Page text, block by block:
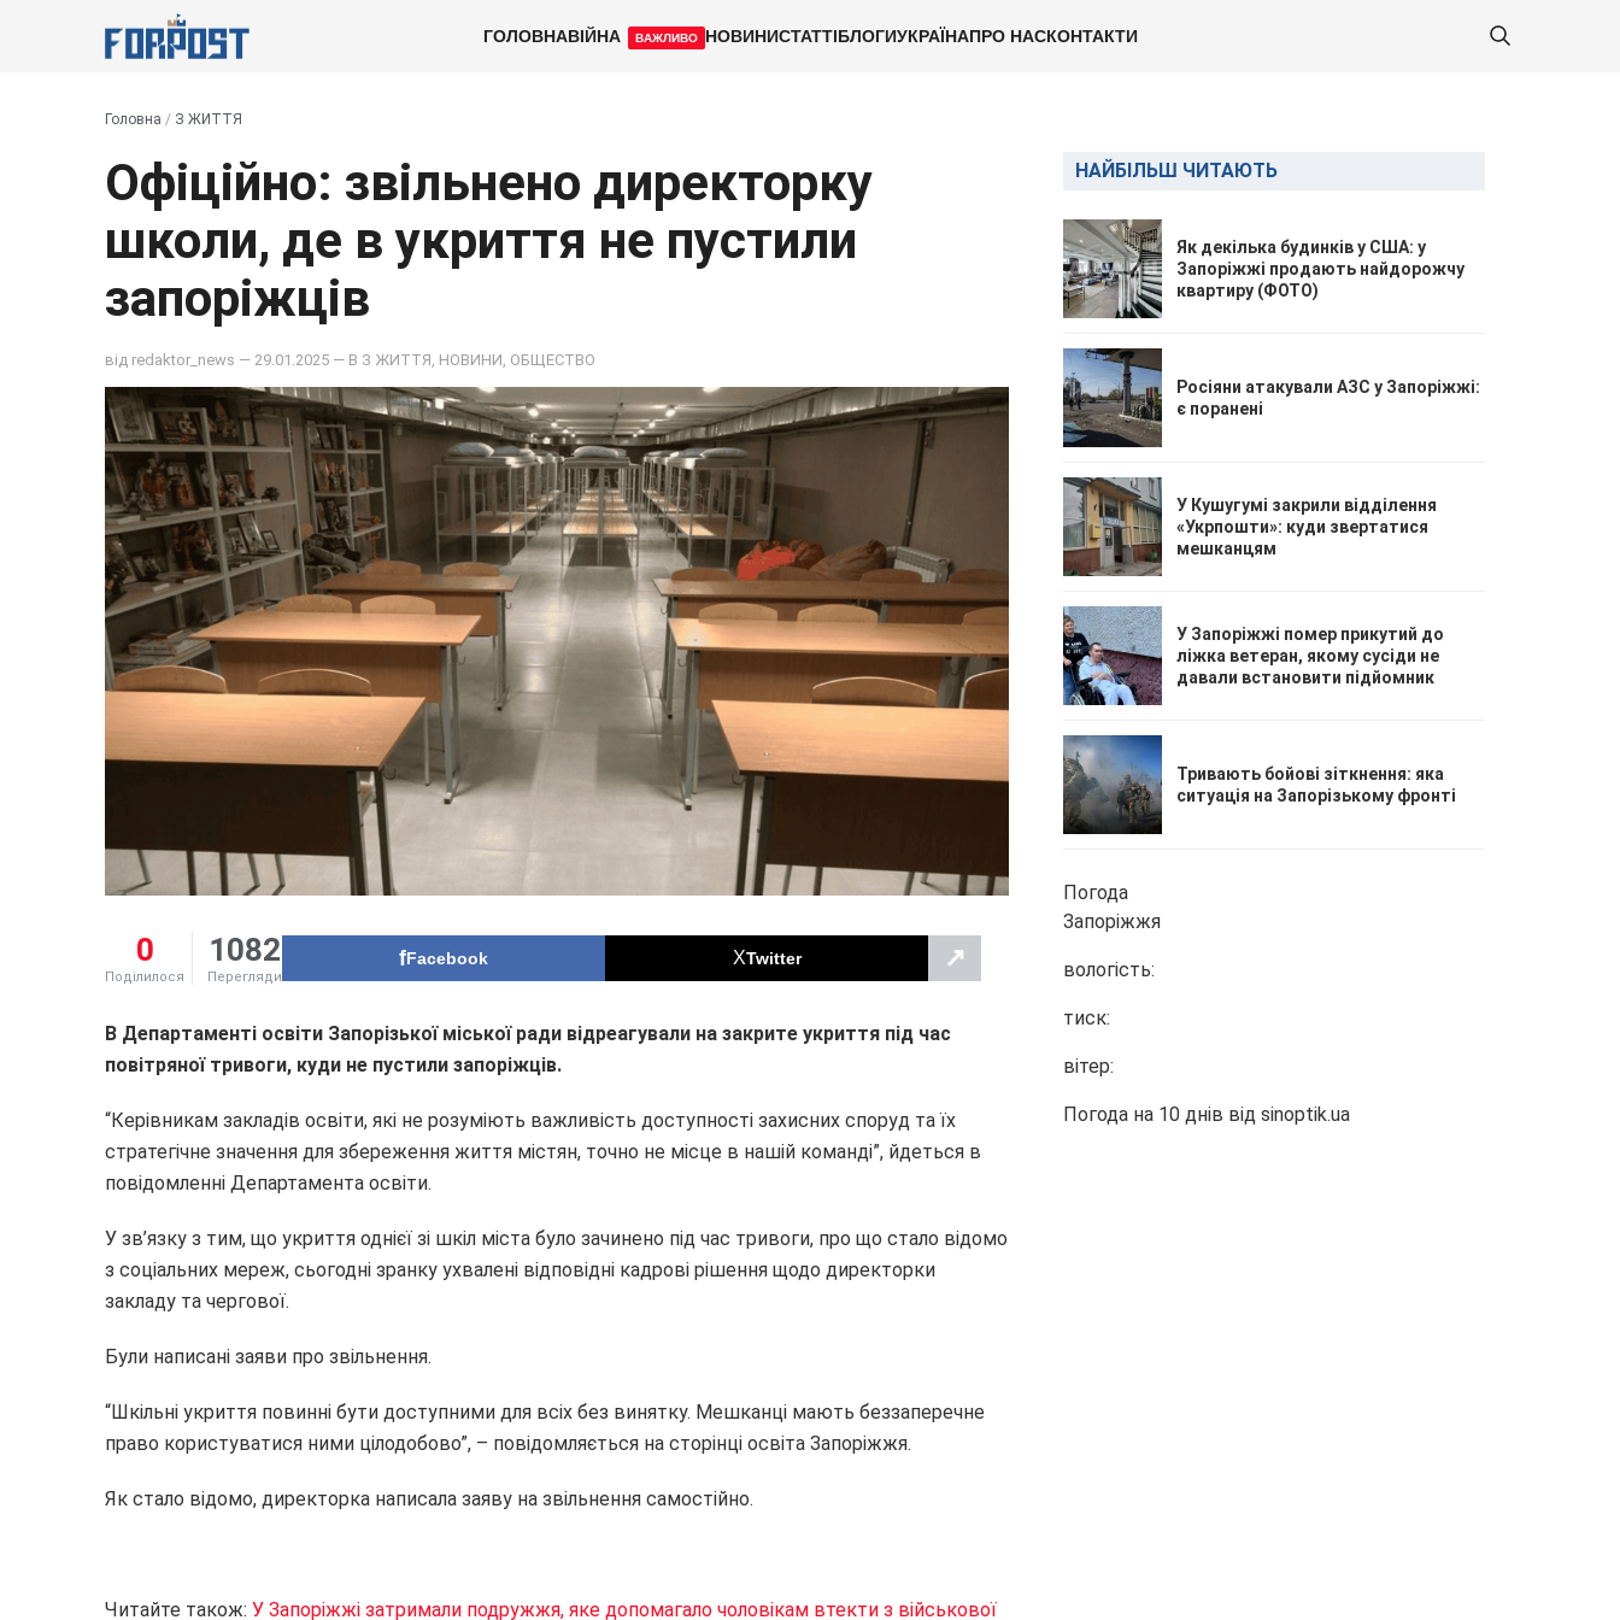
ГОЛОВНАВІЙНА ВАЖЛИВО НОВИНИСТАТТІБЛОГИУКРАЇНАПРО НАСКОНТАКТИ
Головна / З ЖИТТЯ
Офіційно: звільнено директорку
школи, де в укриття не пустили
запоріжців
від redaktor_news — 29.01.2025 — В З ЖИТТЯ НОВИНИ ОБЩЕСТВО
0
Поділилося
1082
Перегляди
Facebook Twitter ↗
В Департаменті освіти Запорізької міської ради відреагували на закрите укриття під час
повітряної тривоги, куди не пустили запоріжців.
“Керівникам закладів освіти, які не розуміють важливість доступності захисних споруд та їх
стратегічне значення для збереження життя містян, точно не місце в нашій команді”, йдеться в
повідомленні Департамента освіти.
У зв’язку з тим, що укриття однієї зі шкіл міста було зачинено під час тривоги, про що стало відомо
з соціальних мереж, сьогодні зранку ухвалені відповідні кадрові рішення щодо директорки
закладу та чергової.
Були написані заяви про звільнення.
“Шкільні укриття повинні бути доступними для всіх без винятку. Мешканці мають беззаперечне
право користуватися ними цілодобово”, – повідомляється на сторінці освіта Запоріжжя.
Як стало відомо, директорка написала заяву на звільнення самостійно.
Читайте також: У Запоріжжі затримали подружжя, яке допомагало чоловікам втекти з військової
НАЙБІЛЬШ ЧИТАЮТЬ
Як декілька будинків у США: у
Запоріжжі продають найдорожчу
квартиру (ФОТО)
Росіяни атакували АЗС у Запоріжжі:
є поранені
У Кушугумі закрили відділення
«Укрпошти»: куди звертатися
мешканцям
У Запоріжжі помер прикутий до
ліжка ветеран, якому сусіди не
давали встановити підйомник
Тривають бойові зіткнення: яка
ситуація на Запорізькому фронті
Погода
Запоріжжя
вологість:
тиск:
вітер:
Погода на 10 днів від sinoptik.ua